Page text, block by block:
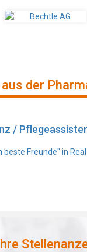
der
/
beste Freunde" in